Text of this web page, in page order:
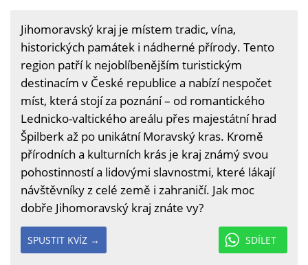
Jihomoravský kraj je místem tradic, vína,
historických památek i nádherné přírody. Tento
region patří k nejoblíbenějším turistickým
destinacím v České republice a nabízí nespočet
míst, která stojí za poznání – od romantického
Lednicko-valtického areálu přes majestátní hrad
Špilberk až po unikátní Moravský kras. Kromě
přírodních a kulturních krás je kraj známý svou
pohostinností a lidovými slavnostmi, které lákají
návštěvníky z celé země i zahraničí. Jak moc
dobře Jihomoravský kraj znáte vy?
SDÍLET
SPUSTIT KVÍZ →